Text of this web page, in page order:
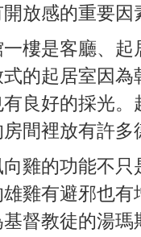
放感的重要因
一樓是客廳、
式的起居室因
良好的採光
間裡放有許
向雞的功能不
雞有避邪也
督教徒的湯